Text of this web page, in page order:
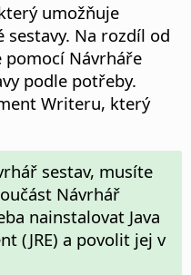
umožňuje
Na rozdíl od
pomocí Návrháře
podle potřeby.
Writeru, který
sestav, musíte
Návrhář
nainstalovat Java
(JRE) a povolit jej v